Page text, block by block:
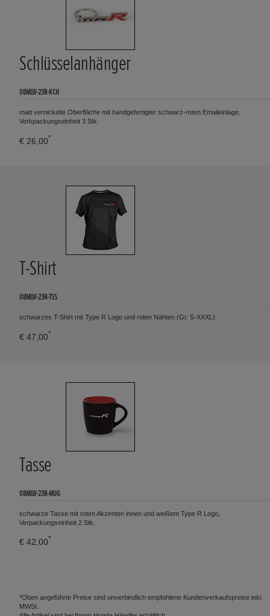
Schlüsselanhänger
08MLW-23R-KCH
matt vernickelte Oberfläche mit handgefertigter schwarz-roten Emaileinlage,
Verkpackungseinheit 3 Stk.
€ 26,00*
T-Shirt
08MLW-23R-TSS
schwarzes T-Shirt mit Type R Logo und roten Nähten (Gr. S-XXXL)
€ 47,00*
Tasse
08MLW-23R-MUG
schwarze Tasse mit roten Akzenten innen und weißem Type R Logo,
Verpackungseinheit 2 Stk.
€ 42,00*
*Oben angeführte Preise sind unverbindlich empfohlene Kundenverkaufspreise inkl.
MWSt.